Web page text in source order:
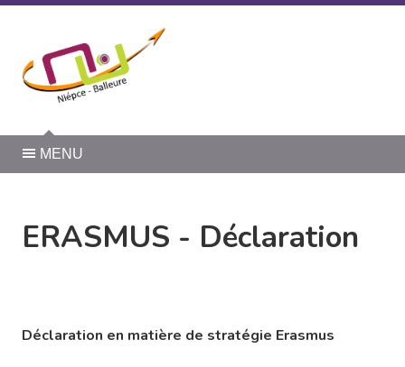
MENU
ERASMUS - Déclaration
Déclaration en matière de stratégie Erasmus
Panneau de gestion des cookies